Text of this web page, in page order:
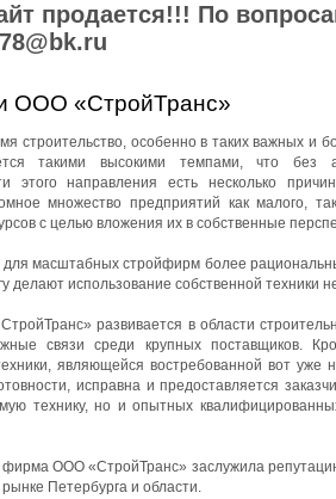
продается!!! По
ООО «СтройТранс»
строительство, особенно в таких важных и
такими высокими темпами, что без
этого направления есть несколько
множество предприятий как малого,
с целью вложения их в собственные
для масштабных стройфирм более
делают использование собственной техники
развивается в области
связи среди крупных поставщиков.
являющейся востребованной вот уже
исправна и предоставляется
технику, но и опытных
ООО «СтройТранс» заслужила
Петербурга и области.